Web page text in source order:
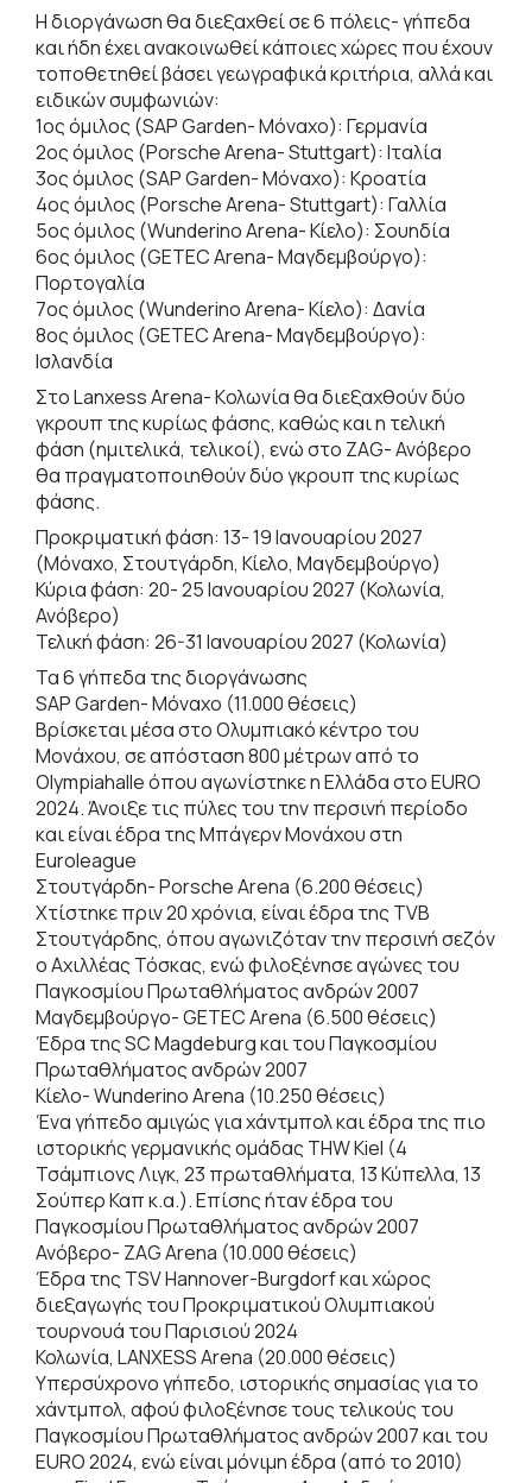
Η διοργάνωση θα διεξαχθεί σε 6 πόλεις- γήπεδα
και ήδη έχει ανακοινωθεί κάποιες χώρες που έχουν
τοποθετηθεί βάσει γεωγραφικά κριτήρια, αλλά και
ειδικών συμφωνιών:
1ος όμιλος (SAP Garden- Μόναχο): Γερμανία
2ος όμιλος (Porsche Arena- Stuttgart): Ιταλία
3ος όμιλος (SAP Garden- Μόναχο): Κροατία
4ος όμιλος (Porsche Arena- Stuttgart): Γαλλία
5ος όμιλος (Wunderino Arena- Κίελο): Σουηδία
6ος όμιλος (GETEC Arena- Μαγδεμβούργο):
Πορτογαλία
7ος όμιλος (Wunderino Arena- Κίελο): Δανία
8ος όμιλος (GETEC Arena- Μαγδεμβούργο):
Ισλανδία
Στο Lanxess Arena- Kολωνία θα διεξαχθούν δύο
γκρουπ της κυρίως φάσης, καθώς και η τελική
φάση (ημιτελικά, τελικοί), ενώ στο ZAG- Ανόβερο
θα πραγματοποιηθούν δύο γκρουπ της κυρίως
φάσης.
Προκριματική φάση: 13- 19 Ιανουαρίου 2027
(Μόναχο, Στουτγάρδη, Κίελο, Μαγδεμβούργο)
Κύρια φάση: 20- 25 Ιανουαρίου 2027 (Κολωνία,
Ανόβερο)
Τελική φάση: 26-31 Ιανουαρίου 2027 (Κολωνία)
Τα 6 γήπεδα της διοργάνωσης
SAP Garden- Μόναχο (11.000 θέσεις)
Βρίσκεται μέσα στο Ολυμπιακό κέντρο του
Μονάχου, σε απόσταση 800 μέτρων από το
Οlympiahalle όπου αγωνίστηκε η Ελλάδα στο EURO
2024. Άνοιξε τις πύλες του την περσινή περίοδο
και είναι έδρα της Μπάγερν Μονάχου στη
Εuroleague
Στουτγάρδη- Porsche Arena (6.200 θέσεις)
Χτίστηκε πριν 20 χρόνια, είναι έδρα της TVB
Στουτγάρδης, όπου αγωνιζόταν την περσινή σεζόν
ο Αχιλλέας Τόσκας, ενώ φιλοξένησε αγώνες του
Παγκοσμίου Πρωταθλήματος ανδρών 2007
Μαγδεμβούργο- GETEC Arena (6.500 θέσεις)
Έδρα της SC Magdeburg και του Παγκοσμίου
Πρωταθλήματος ανδρών 2007
Κίελο- Wunderino Arena (10.250 θέσεις)
Ένα γήπεδο αμιγώς για χάντμπολ και έδρα της πιο
ιστορικής γερμανικής ομάδας THW Kiel (4
Τσάμπιονς Λιγκ, 23 πρωταθλήματα, 13 Κύπελλα, 13
Σούπερ Καπ κ.α.). Επίσης ήταν έδρα του
Παγκοσμίου Πρωταθλήματος ανδρών 2007
Ανόβερο- ZAG Arena (10.000 θέσεις)
Έδρα της TSV Hannover-Burgdorf και χώρος
διεξαγωγής του Προκριματικού Ολυμπιακού
τουρνουά του Παρισιού 2024
Κολωνία, LANXESS Arena (20.000 θέσεις)
Υπερσύχρονο γήπεδο, ιστορικής σημασίας για το
χάντμπολ, αφού φιλοξένησε τους τελικούς του
Παγκοσμίου Πρωταθλήματος ανδρών 2007 και του
EURO 2024, ενώ είναι μόνιμη έδρα (από το 2010)